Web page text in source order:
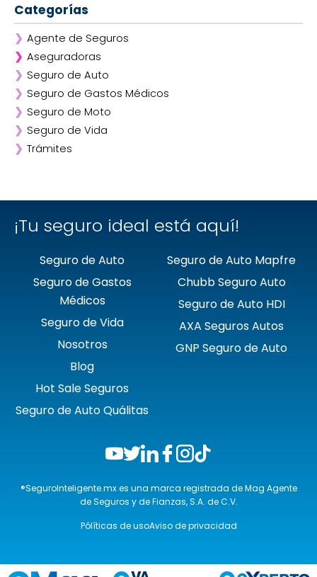
Categorías
❯ Agente de Seguros
❯ Aseguradoras
❯ Afirme
❯ ANA
❯ AXA
❯ Chubb
❯ GNP
❯ Seguro de Auto
❯ Seguro de Gastos Médicos
❯ Seguro de Moto
❯ Seguro de Vida
❯ Trámites
¡Tu seguro ideal está aquí!
Seguro de Auto
Seguro de Gastos
Médicos
Seguro de Vida
Nosotros
Blog
Hot Sale Seguros
Seguro de Auto Quálitas
Seguro de Auto Mapfre
Chubb Seguro Auto
Seguro de Auto HDI
AXA Seguros Autos
GNP Seguro de Auto
®SeguroInteligente.mx es una marca registrada de Mag Agente
de Seguros y de Fianzas, S.A. de C.V.
Pólíticas de usoAviso de privacidad